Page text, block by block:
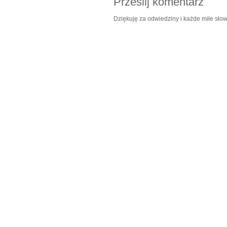
Dziękuję za odwiedziny i każde miłe